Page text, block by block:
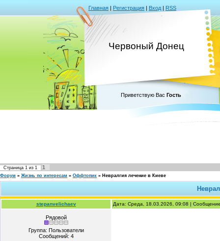
Главная | Регистрация | Вход | RSS
Червоный Донец
Приветствую Вас Гость
Страница 1 из 1 1
Форум » Жизнь по интересам » Оффтопик » Невралгия лечение в Киеве
stepanvelichaev Дата: Среда, 18.03.2026, 09:08 |
Рядовой
Группа: Пользователи
Сообщений: 4